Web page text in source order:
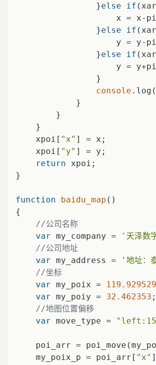
                }
else if
x = x-
                }
else if
y = y-
                }
else if
y =
                }
console
            }
        }
    }
    xpoi[
"x" ] = x;
    xpoi[
"y" ] = y;
return xpoi;
}
function baidu_map (
{
//公司名称
var my_company = '天泽数
//公司地址
var my_address =
'地址：
//坐标
var my_poix = 119.929529
var my_poiy = 32.462353 ;
//地图位置偏移
var move_type =
poi_arr =
    my_poix_p = poi_arr[
"x"